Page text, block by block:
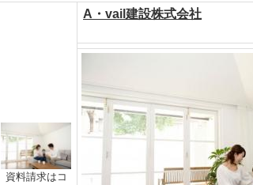
資料請求はコ
A・vail建設株式会社